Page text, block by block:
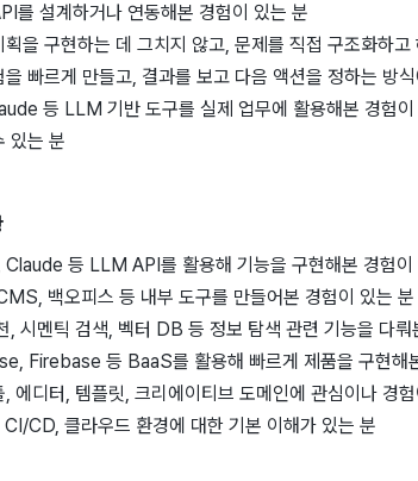
를 설계하거나 연동해본 경험이 있는 분
획을 구현하는 데 그치지 않고, 문제를 직접 구조화하고
을 빠르게 만들고, 결과를 보고 다음 액션을 정하는 방
등 LLM 기반 도구를 실제 업무에 활용해본 경험
있는 분
등 LLM API를 활용해 기능을 구현해본 경험이
백오피스 등 내부 도구를 만들어본 경험이 있는 분
, 시멘틱 검색, 벡터 DB 등 정보 탐색 관련 기능을 다뤄
Firebase 등 BaaS를 활용해 빠르게 제품을 구현해
, 에디터, 템플릿, 크리에이티브 도메인에 관심이나 경
CD, 클라우드 환경에 대한 기본 이해가 있는 분